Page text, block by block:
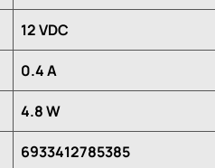
12 VDC
0.4 A
4.8 W
6933412785385